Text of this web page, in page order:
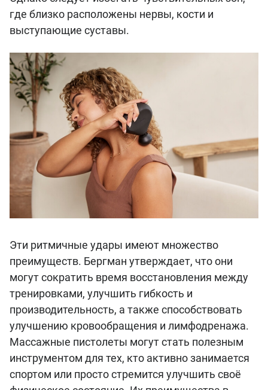
где близко расположены нервы, кости и
выступающие суставы.
Эти ритмичные удары имеют множество
преимуществ. Бергман утверждает, что они
могут сократить время восстановления между
тренировками, улучшить гибкость и
производительность, а также способствовать
улучшению кровообращения и лимфодренажа.
Массажные пистолеты могут стать полезным
инструментом для тех, кто активно занимается
спортом или просто стремится улучшить своё